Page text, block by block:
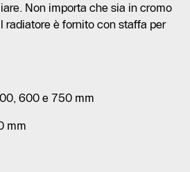
Non importa che sia in cromo
radiatore è fornito con staffa per
600 e 750 mm
mm